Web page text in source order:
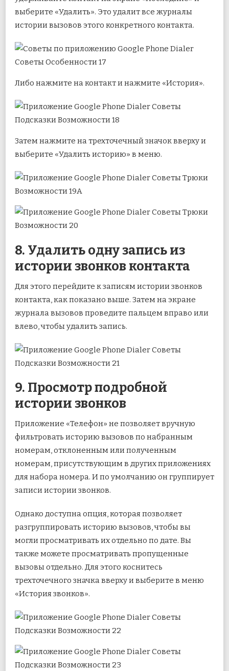
выберите «Удалить». Это удалит все журналы
истории вызовов этого конкретного контакта.
Либо нажмите на контакт и нажмите «История».
Затем нажмите на трехточечный значок вверху и
выберите «Удалить историю» в меню.
8. Удалить одну запись из
истории звонков контакта
Для этого перейдите к записям истории звонков
контакта, как показано выше. Затем на экране
журнала вызовов проведите пальцем вправо или
влево, чтобы удалить запись.
9. Просмотр подробной
истории звонков
Приложение «Телефон» не позволяет вручную
фильтровать историю вызовов по набранным
номерам, отклоненным или полученным
номерам, присутствующим в других приложениях
для набора номера. И по умолчанию он группирует
записи истории звонков.
Однако доступна опция, которая позволяет
разгруппировать историю вызовов, чтобы вы
могли просматривать их отдельно по дате. Вы
также можете просматривать пропущенные
вызовы отдельно. Для этого коснитесь
трехточечного значка вверху и выберите в меню
«История звонков».